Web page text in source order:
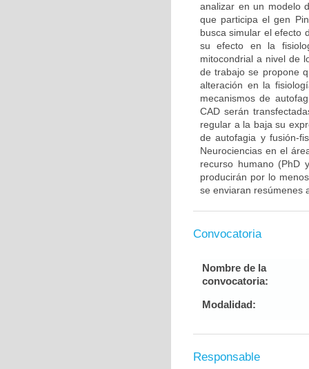
analizar en un modelo
que participa el gen
busca simular el efecto
su efecto en la
mitocondrial a nivel de
de trabajo se propone
alteración en la
mecanismos de
CAD serán
regular a la baja su
de autofagia y fusión-
Neurociencias en el
recurso humano (PhD
producirán por lo
se enviaran resúmenes
Convocatoria
Nombre de la
convocatoria:
Modalidad:
Responsable